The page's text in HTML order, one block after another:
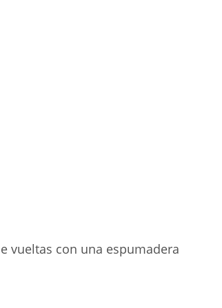
vueltas con una espumadera